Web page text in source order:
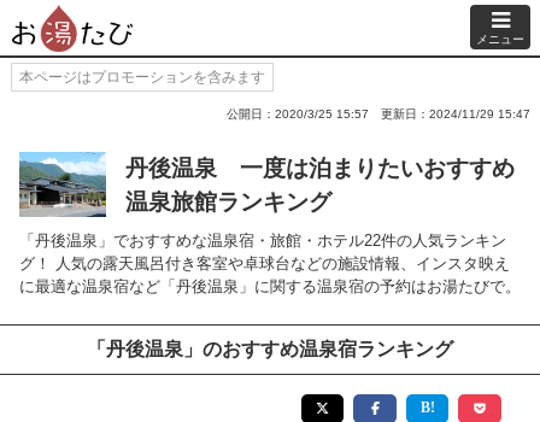
メニュー
本ページはプロモーションを含みます
公開日：2020/3/25 15:57 更新日：2024/11/29 15:47
丹後温泉 一度は泊まりたいおすすめ
温泉旅館ランキング
「丹後温泉」でおすすめな温泉宿・旅館・ホテル22件の人気ランキン
グ！ 人気の露天風呂付き客室や卓球台などの施設情報、インスタ映え
に最適な温泉宿など「丹後温泉」に関する温泉宿の予約はお湯たびで。
「丹後温泉」のおすすめ温泉宿ランキング